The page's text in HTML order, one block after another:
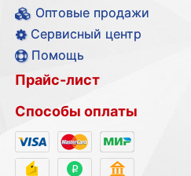
Оптовые продажи
Сервисный центр
Помощь
Прайс-лист
Способы оплаты